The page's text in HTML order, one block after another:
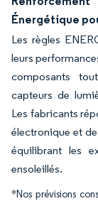
Énergétique
Les règles
leurs
composants
capteurs de
Les fabricants
électronique et
équilibrant les
ensoleillés.
*Nos prévisions